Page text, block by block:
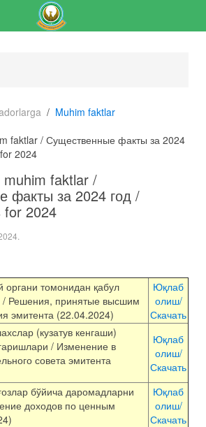
Muhim faktlar
faktlar / Существенные факты за 2024
2024
faktlar /
факты за 2024 год /
for 2024
томонидан қабул
/ Решения, принятые высшим
эмитента (22.04.2024)
Юқлаб
олиш/
Скачать
(кузатув кенгаши)
/ Изменение в
совета эмитента
Юқлаб
олиш/
Скачать
бўйича даромадларни
доходов по ценным
Юқлаб
олиш/
Скачать